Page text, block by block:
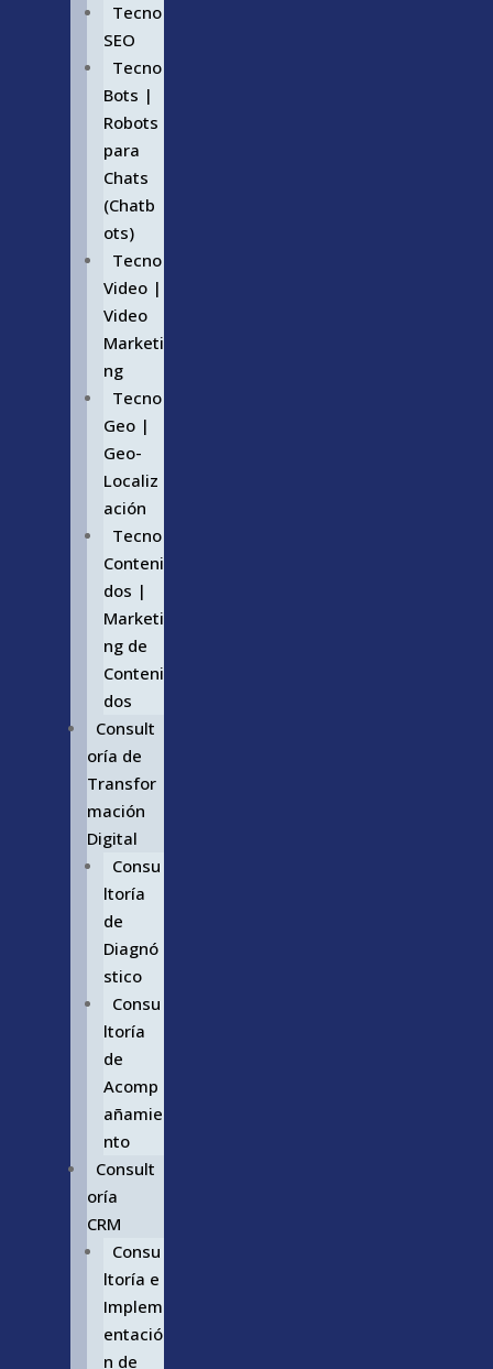
Tecno
SEO
Tecno
Bots |
Robots
para
Chats
(Chatb
ots)
Tecno
Video |
Video
Marketi
ng
Tecno
Geo |
Geo-
Localiz
ación
Tecno
Conteni
dos |
Marketi
ng de
Conteni
dos
Consult
oría de
Transfor
mación
Digital
Consu
ltoría
de
Diagnó
stico
Consu
ltoría
de
Acomp
añamie
nto
Consult
oría
CRM
Consu
ltoría e
Implem
entació
n de